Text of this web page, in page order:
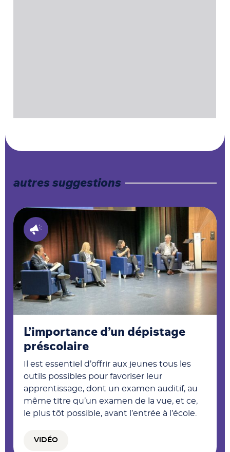
autres suggestions
L’importance d’un dépistage
préscolaire
Il est essentiel d’offrir aux jeunes tous les
outils possibles pour favoriser leur
apprentissage, dont un examen auditif, au
même titre qu’un examen de la vue, et ce,
le plus tôt possible, avant l’entrée à l’école.
VIDÉO